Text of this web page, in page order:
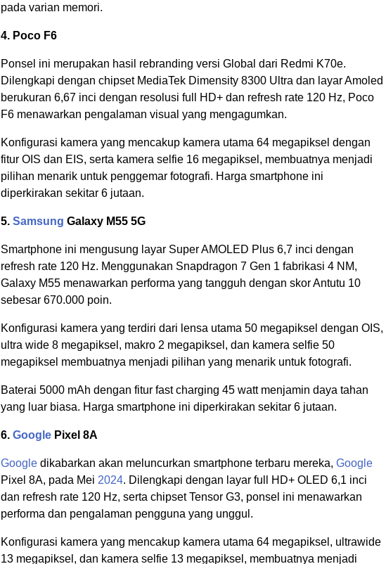
pada varian memori.
4. Poco F6
Ponsel ini merupakan hasil rebranding versi Global dari Redmi K70e.
Dilengkapi dengan chipset MediaTek Dimensity 8300 Ultra dan layar Amoled
berukuran 6,67 inci dengan resolusi full HD+ dan refresh rate 120 Hz, Poco
F6 menawarkan pengalaman visual yang mengagumkan.
Konfigurasi kamera yang mencakup kamera utama 64 megapiksel dengan
fitur OIS dan EIS, serta kamera selfie 16 megapiksel, membuatnya menjadi
pilihan menarik untuk penggemar fotografi. Harga smartphone ini
diperkirakan sekitar 6 jutaan.
5. Samsung Galaxy M55 5G
Smartphone ini mengusung layar Super AMOLED Plus 6,7 inci dengan
refresh rate 120 Hz. Menggunakan Snapdragon 7 Gen 1 fabrikasi 4 NM,
Galaxy M55 menawarkan performa yang tangguh dengan skor Antutu 10
sebesar 670.000 poin.
Konfigurasi kamera yang terdiri dari lensa utama 50 megapiksel dengan OIS,
ultra wide 8 megapiksel, makro 2 megapiksel, dan kamera selfie 50
megapiksel membuatnya menjadi pilihan yang menarik untuk fotografi.
Baterai 5000 mAh dengan fitur fast charging 45 watt menjamin daya tahan
yang luar biasa. Harga smartphone ini diperkirakan sekitar 6 jutaan.
6. Google Pixel 8A
Google dikabarkan akan meluncurkan smartphone terbaru mereka, Google
Pixel 8A, pada Mei 2024. Dilengkapi dengan layar full HD+ OLED 6,1 inci
dan refresh rate 120 Hz, serta chipset Tensor G3, ponsel ini menawarkan
performa dan pengalaman pengguna yang unggul.
Konfigurasi kamera yang mencakup kamera utama 64 megapiksel, ultrawide
13 megapiksel, dan kamera selfie 13 megapiksel, membuatnya menjadi